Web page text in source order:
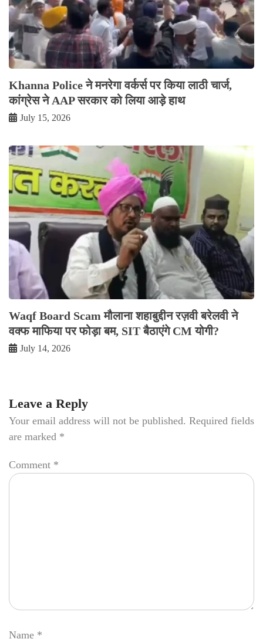
Khanna Police ने मनरेगा वर्कर्स पर किया लाठी चार्ज,
कांग्रेस ने AAP सरकार को लिया आड़े हाथ
July 15, 2026
Waqf Board Scam मौलाना शहाबुद्दीन रज़वी बरेलवी ने
वक्फ माफिया पर फोड़ा बम, SIT बैठाएंगे CM योगी?
July 14, 2026
Leave a Reply
Your email address will not be published. Required fields
are marked *
Comment *
Name *